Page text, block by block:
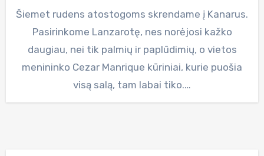
Šiemet rudens atostogoms skrendame į Kanarus.
Pasirinkome Lanzarotę, nes norėjosi kažko
daugiau, nei tik palmių ir paplūdimių, o vietos
menininko Cezar Manrique kūriniai, kurie puošia
visą salą, tam labai tiko.…